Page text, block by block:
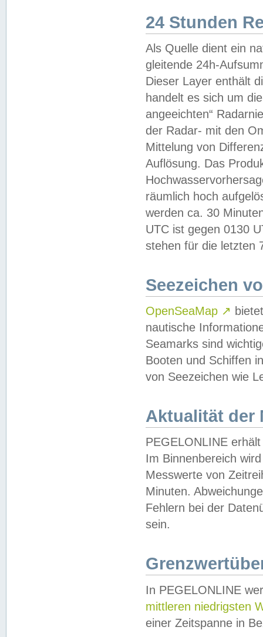
24 Stunden
Als Quelle dient ein
gleitende 24h-
Dieser Layer enthält
handelt es sich um
angeeichten“
der Radar- mit den
Mittelung von
Auflösung. Das
räumlich hoch
werden ca. 30
UTC ist gegen 0130
stehen für die letzten
Seezeichen
OpenSeaMap ↗
nautische
Seamarks sind
Booten und Schiffen
von Seezeichen wie
Aktualität der
PEGELONLINE
Im Binnenbereich
Messwerte von
Minuten.
Fehlern bei der
sein.
In PEGELONLINE
mittleren niedrigsten
einer Zeitspanne in